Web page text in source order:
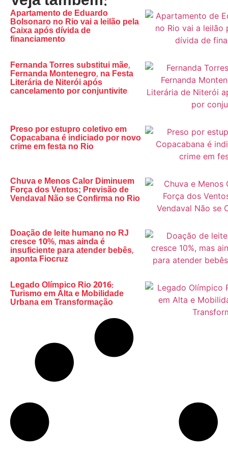
Apartamento de Eduardo
Bolsonaro no Rio vai a leilão pela
Caixa após dívida de
financiamento
Fernanda Torres substitui mãe,
Fernanda Montenegro, na Festa
Literária de Niterói após
cancelamento por conjuntivite
Preso por estupro coletivo em
Copacabana é indiciado por novo
crime em festa no Rio
Chuva e Menos Calor Diminuem
Força dos Ventos; Previsão de
Vendaval Não se Confirma no Rio
Doação de leite humano no RJ
cresce 10%, mas ainda é
insuficiente para atender bebês,
aponta Fiocruz
Legado Olímpico Rio 2016:
Turismo em Alta e Mobilidade
Urbana em Transformação